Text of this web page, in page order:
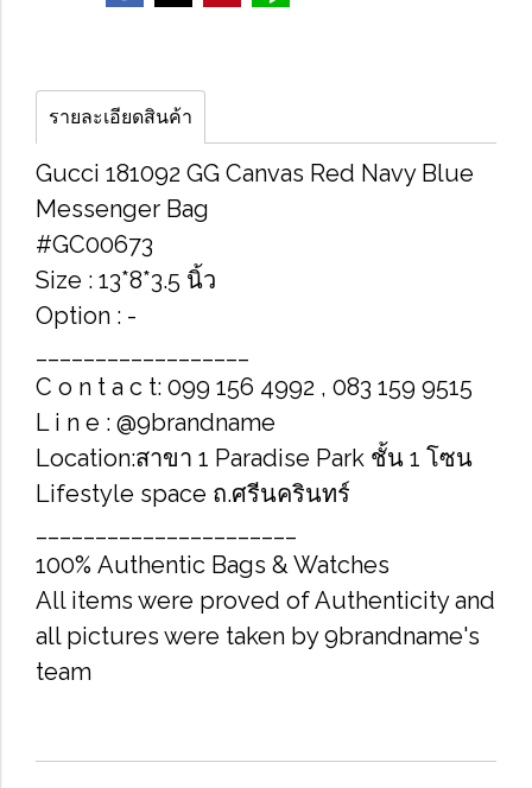
รายละเอียดสินค้า
Gucci 181092 GG Canvas Red Navy Blue
Messenger Bag
#GC00673
Size : 13*8*3.5 นิ้ว
Option : -
C o n t a c t: 099 156 4992 , 083 159 9515
L i n e : @9brandname
Location:สาขา 1 Paradise Park ชั้น 1 โซน
Lifestyle space ถ.ศรีนครินทร์
100% Authentic Bags & Watches
All items were proved of Authenticity and
all pictures were taken by 9brandname's
team